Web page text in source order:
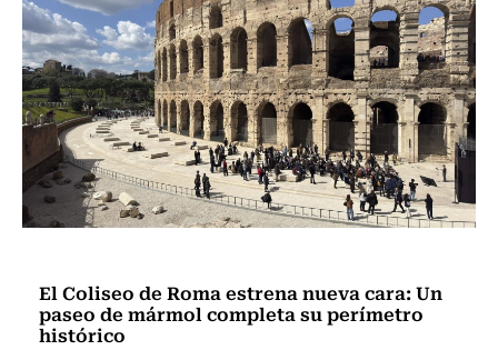
El Coliseo de Roma estrena nueva cara: Un
paseo de mármol completa su perímetro
histórico